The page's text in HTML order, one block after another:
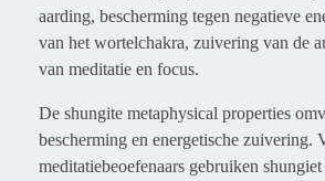
aarding, bescherming tegen negatieve
van het wortelchakra, zuivering van de
van meditatie en focus.
De shungite metaphysical properties
bescherming en energetische zuivering.
meditatiebeoefenaars gebruiken